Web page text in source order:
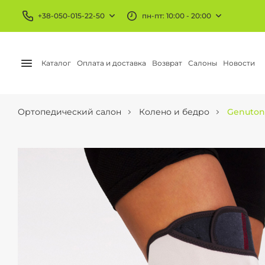
+38-050-015-22-50 пн-пт: 10:00 - 20:00
Каталог
БАНДАЖИ И ОРТЕЗЫ
Голеностоп Гольфы
Колготы
АЕ трикотаж
Оплата и доставка Возврат Салоны Новости
Ортопедический салон Колено и бедро